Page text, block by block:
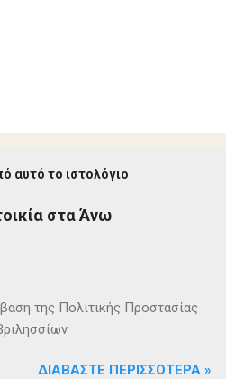
αυτό το ιστολόγιο
στα Άνω
της Πολιτικής Προστασίας
ΔΙΑΒΆΣΤΕ ΠΕΡΙΣΣΌΤΕΡΑ »